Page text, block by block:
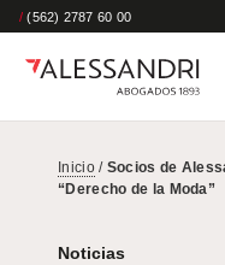
/ (562) 2787 60 00
Inicio/ Socios de
“Derecho de la Moda”
Noticias